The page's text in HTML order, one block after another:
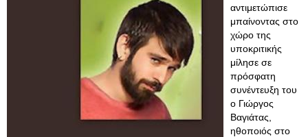
αντιμετώπισε
μπαίνοντας στο
χώρο της
υποκριτικής
μίλησε σε
πρόσφατη
συνέντευξη του
ο Γιώργος
Βαγιάτας,
ηθοποιός στο